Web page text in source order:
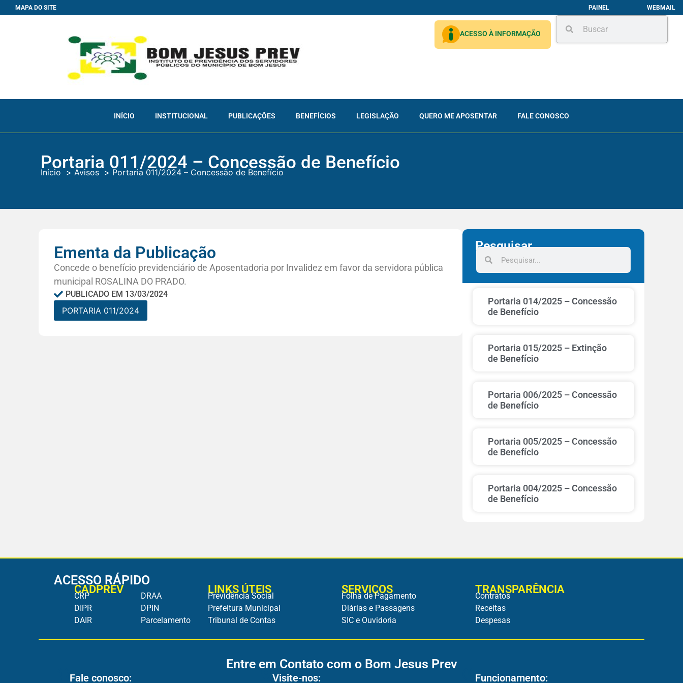
MAPA DO SITE PAINEL WEBMAIL
ACESSO À INFORMAÇÃO
INÍCIO INSTITUCIONAL PUBLICAÇÕES BENEFÍCIOS LEGISLAÇÃO QUERO ME APOSENTAR FALE CONOSCO
Portaria 011/2024 – Concessão de Benefício
Início Avisos Portaria 011/2024 – Concessão de Benefício
Ementa da Publicação
Concede o benefício previdenciário de Aposentadoria por Invalidez em favor da servidora pública
municipal ROSALINA DO PRADO.
PUBLICADO EM 13/03/2024
PORTARIA 011/2024
Pesquisar
Portaria 014/2025 – Concessão
de Benefício
Portaria 015/2025 – Extinção
de Benefício
Portaria 006/2025 – Concessão
de Benefício
Portaria 005/2025 – Concessão
de Benefício
Portaria 004/2025 – Concessão
de Benefício
ACESSO RÁPIDO
CADPREV
CRP
DIPR
DAIR
DRAA
DPIN
Parcelamento
LINKS ÚTEIS
Previdência Social
Prefeitura Municipal
Tribunal de Contas
SERVIÇOS
Folha de Pagamento
Diárias e Passagens
SIC e Ouvidoria
TRANSPARÊNCIA
Contratos
Receitas
Despesas
Entre em Contato com o Bom Jesus Prev
Fale conosco: Visite-nos: Funcionamento: